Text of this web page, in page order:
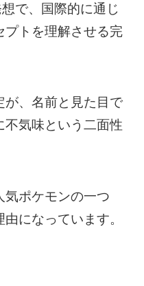
で、国際的に通じ
プトを理解させる完
が、名前と見た目で
不気味という二面性
気ポケモンの一つ
になっています。